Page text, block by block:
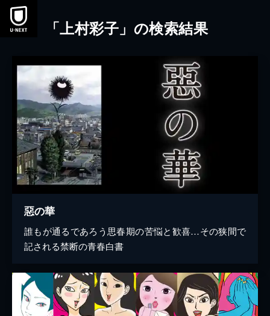
本文へスキップ
「上村彩子」の検索結果
惡の華
誰もが通るであろう思春期の苦悩と歓喜…その狭間で
記される禁断の青春白書